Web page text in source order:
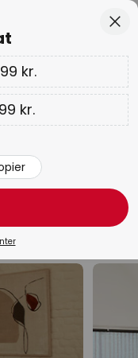
03S
1099 kr.på næsten
Luk
kr.
kr.